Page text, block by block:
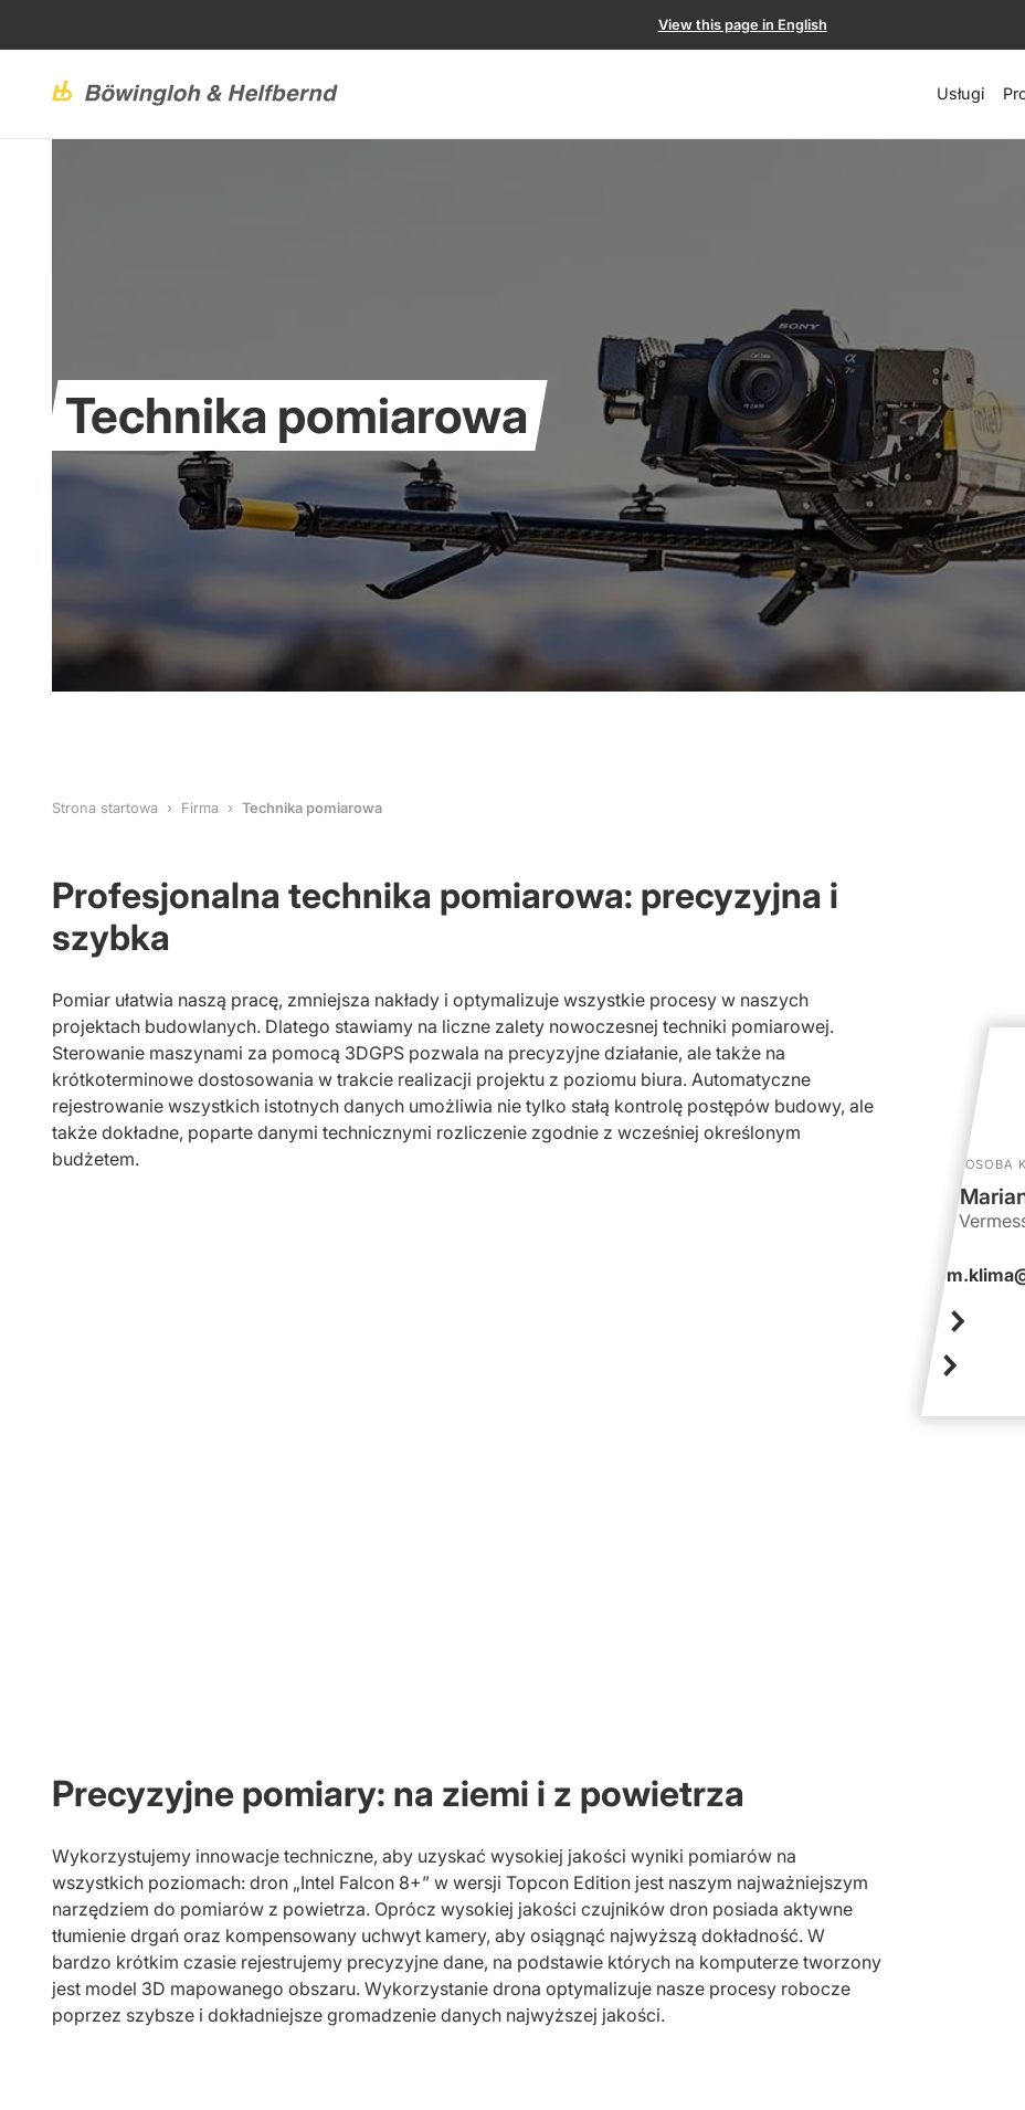
View this page in English
Usługi
Technika pomiarowa
Strona startowa Firma Technika pomiarowa
Profesjonalna technika pomiarowa: precyzyjna i
szybka
Pomiar ułatwia naszą pracę, zmniejsza nakłady i optymalizuje wszystkie procesy w naszych
projektach budowlanych. Dlatego stawiamy na liczne zalety nowoczesnej techniki pomiarowej.
Sterowanie maszynami za pomocą 3DGPS pozwala na precyzyjne działanie, ale także na
krótkoterminowe dostosowania w trakcie realizacji projektu z poziomu biura. Automatyczne
rejestrowanie wszystkich istotnych danych umożliwia nie tylko stałą kontrolę postępów budowy, ale
także dokładne, poparte danymi technicznymi rozliczenie zgodnie z wcześniej określonym
budżetem.
Precyzyjne pomiary: na ziemi i z powietrza
Wykorzystujemy innowacje techniczne, aby uzyskać wysokiej jakości wyniki pomiarów na
wszystkich poziomach: dron „Intel Falcon 8+” w wersji Topcon Edition jest naszym najważniejszym
narzędziem do pomiarów z powietrza. Oprócz wysokiej jakości czujników dron posiada aktywne
tłumienie drgań oraz kompensowany uchwyt kamery, aby osiągnąć najwyższą dokładność. W
bardzo krótkim czasie rejestrujemy precyzyjne dane, na podstawie których na komputerze tworzony
jest model 3D mapowanego obszaru. Wykorzystanie drona optymalizuje nasze procesy robocze
poprzez szybsze i dokładniejsze gromadzenie danych najwyższej jakości.
OSOBA